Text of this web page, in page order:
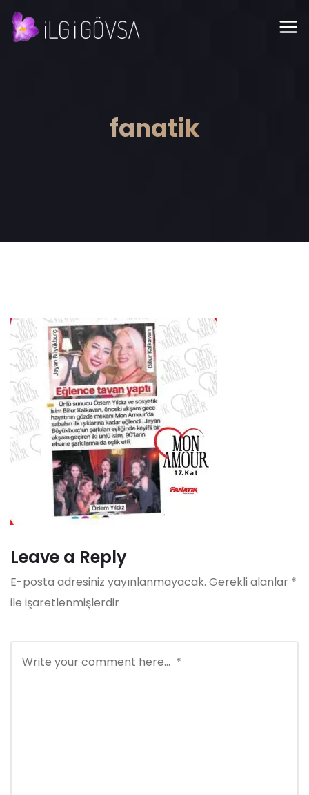
fanatik
Leave a Reply
E-posta adresiniz yayınlanmayacak. Gerekli alanlar *
ile işaretlenmişlerdir